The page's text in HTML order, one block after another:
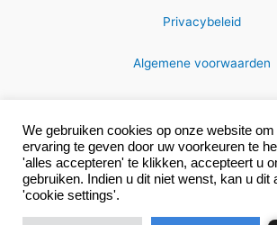
Privacybeleid
Algemene voorwaarden
Copyright © 2026 MRC-
We gebruiken cookies op onze website
ervaring te geven door uw voorkeuren te
'alles accepteren' te klikken, accepteert u
gebruiken. Indien u dit niet wenst, kan u dit
'cookie settings'.